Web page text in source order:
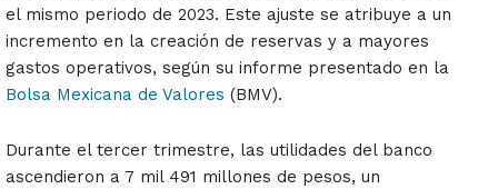
el mismo periodo de 2023. Este ajuste se atribuye a un
incremento en la creación de reservas y a mayores
gastos operativos, según su informe presentado en la
Bolsa Mexicana de Valores (BMV).
Durante el tercer trimestre, las utilidades del banco
ascendieron a 7 mil 491 millones de pesos, un